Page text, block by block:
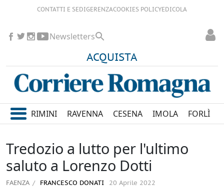
CONTATTI E SEDIGERENZACOOKIES POLICYEDICOLA
ACQUISTA
Newsletters
RIMINI RAVENNA CESENA IMOLA FORLÌ
Tredozio a lutto per l'ultimo
saluto a Lorenzo Dotti
FAENZA FRANCESCO DONATI 20 Aprile 2022